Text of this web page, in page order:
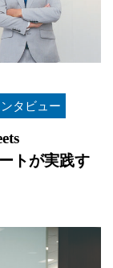
タビュー
トが実践す